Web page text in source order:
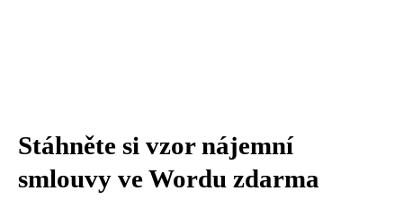
Stáhněte si vzor nájemní
smlouvy ve Wordu zdarma